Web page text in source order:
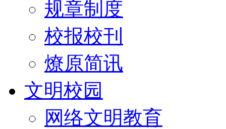
规章制度
校报校刊
燎原简讯
文明校园
网络文明教育